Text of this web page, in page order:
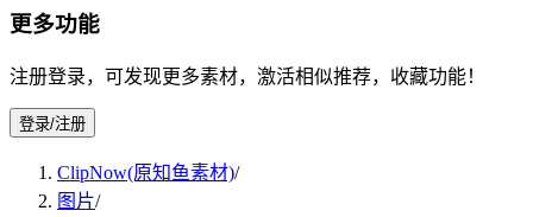
更多功能
注册登录，可发现更多素材，激活相似推荐，收藏功能！
登录/注册
ClipNow(原知鱼素材)/
图片/